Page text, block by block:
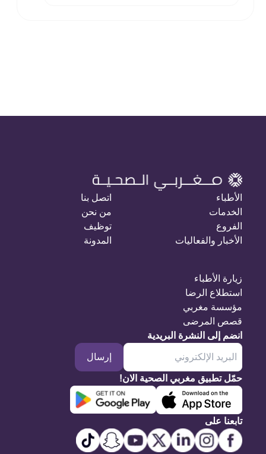
الأطباء
الخدمات
الفروع
الأخبار والفعاليات
اتصل بنا
من نحن
توظيف
المدونة
زيارة الأطباء
استطلاع الرضا
مؤسسة مغربي
قصص المرضى
انضم إلى النشرة البريدية
إرسال
حمّل تطبيق مغربي الصحية الان!
تابعنا على